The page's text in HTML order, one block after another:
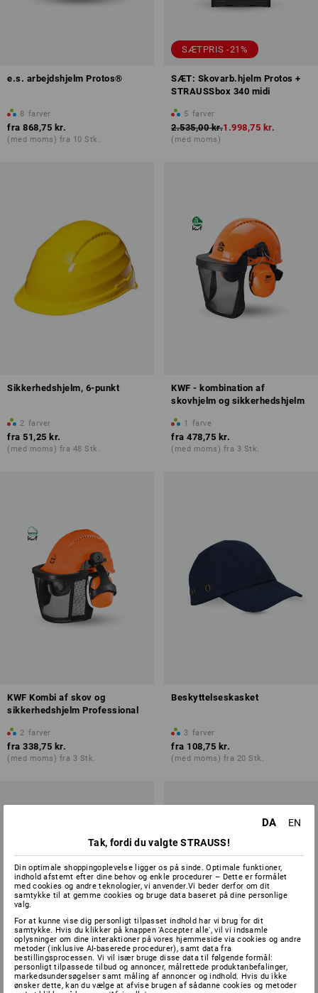
e.s. arbejdshjelm Protos®
8 farver
fra 868,75 kr.
(med moms) fra 10 Stk.
SÆTPRIS -21%
SÆT: Skovarb.hjelm Protos +
STRAUSSbox 340 midi
5 farver
2.535,00 kr.1.998,75 kr.
(med moms)
Sikkerhedshjelm, 6-punkt
2 farver
fra 51,25 kr.
(med moms) fra 48 Stk.
KWF - kombination af
skovhjelm og sikkerhedshjelm
1 farve
fra 478,75 kr.
(med moms) fra 3 Stk.
KWF Kombi af skov og
sikkerhedshjelm Professional
2 farver
fra 338,75 kr.
(med moms) fra 3 Stk.
Beskyttelseskasket
3 farver
fra 108,75 kr.
(med moms) fra 20 Stk.
DA
EN
Tak, fordi du valgte STRAUSS!
Din optimale shoppingoplevelse ligger os på sinde. Optimale funktioner,
indhold afstemt efter dine behov og enkle procedurer – Dette er formålet
med cookies og andre teknologier, vi anvender.Vi beder derfor om dit
samtykke til at gemme cookies og bruge data baseret på dine personlige
valg.
For at kunne vise dig personligt tilpasset indhold har vi brug for dit
samtykke. Hvis du klikker på knappen 'Accepter alle', vil vi indsamle
oplysninger om dine interaktioner på vores hjemmeside via cookies og andre
metoder (inklusive AI-baserede procedurer), samt data fra
bestillingsprocessen. Vi vil især bruge disse data til følgende formål:
personligt tilpassede tilbud og annoncer, målrettede produktanbefalinger,
markedsundersøgelser samt måling af annoncer og indhold. Hvis du ikke
ønsker dette, kan du vælge at afvise brugen af sådanne cookies og metoder